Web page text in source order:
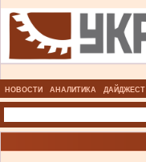
НОВОСТИ АНАЛИТИКА ДАЙДЖЕСТ